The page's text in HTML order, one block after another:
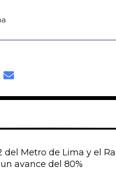
del Metro de Lima y el
avance del 80%